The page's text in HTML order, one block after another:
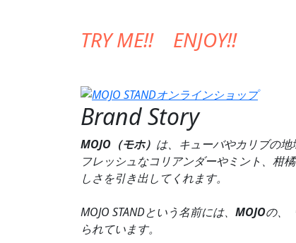
TRY ME!! ENJOY!!
Brand Story
MOJO（モホ） は、キューバやカリブの地
フレッシュなコリアンダーやミント、柑
しさを引き出してくれます。
MOJO STANDという名前には、 MOJOの、
られています。